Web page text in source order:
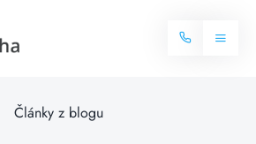
Toggle
Články z blogu